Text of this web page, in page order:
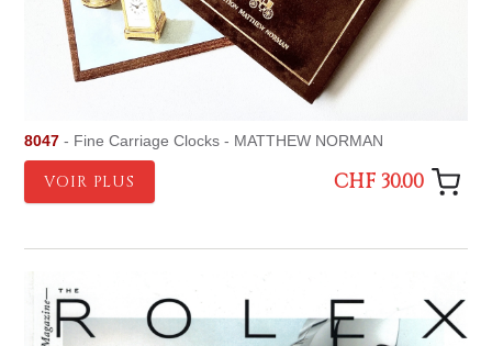
8047 - Fine Carriage Clocks - MATTHEW NORMAN
VOIR PLUS CHF 30.00